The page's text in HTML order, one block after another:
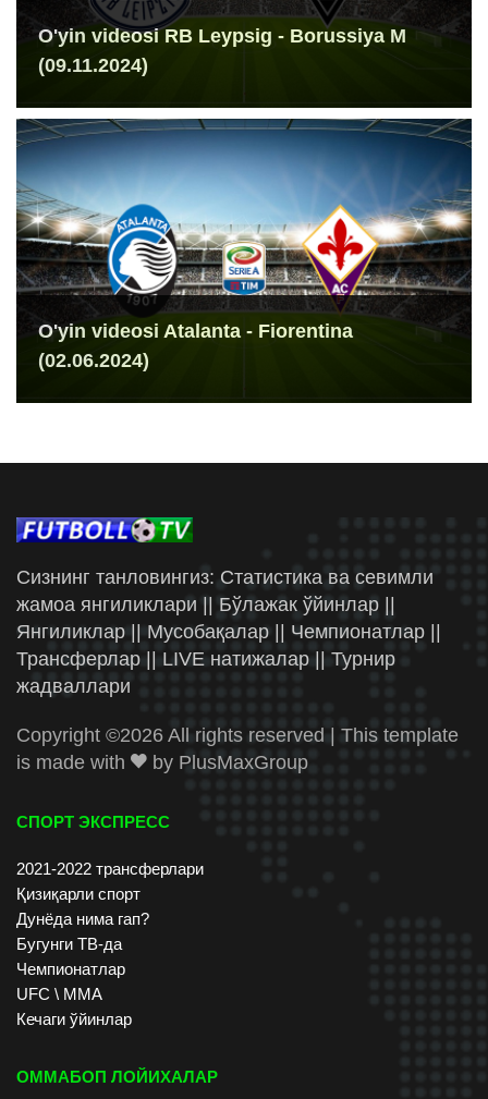
O'yin videosi RB Leypsig - Borussiya M
(09.11.2024)
O'yin videosi Atalanta - Fiorentina
(02.06.2024)
Сизнинг танловингиз: Статистика ва севимли
жамоа янгиликлари || Бўлажак ўйинлар ||
Янгиликлар || Мусобақалар || Чемпионатлар ||
Трансферлар || LIVE натижалар || Турнир
жадваллари
Copyright ©2026 All rights reserved | This template
is made with
by PlusMaxGroup
СПОРТ ЭКСПРЕСС
2021-2022 трансферлари
Қизиқарли спорт
Дунёда нима гап?
Бугунги ТВ-да
Чемпионатлар
UFC \ ММА
Кечаги ўйинлар
ОММАБОП ЛОЙИХАЛАР